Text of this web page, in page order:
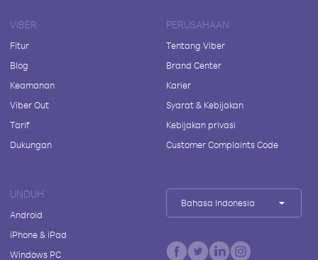
VIBER
Fitur
Blog
Keamanan
Viber Out
Tarif
Dukungan
PERUSAHAAN
Tentang Viber
Brand Center
Karier
Syarat & Kebijakan
Kebijakan privasi
Customer Complaints Code
UNDUH
Android
iPhone & iPad
Windows PC
Bahasa Indonesia